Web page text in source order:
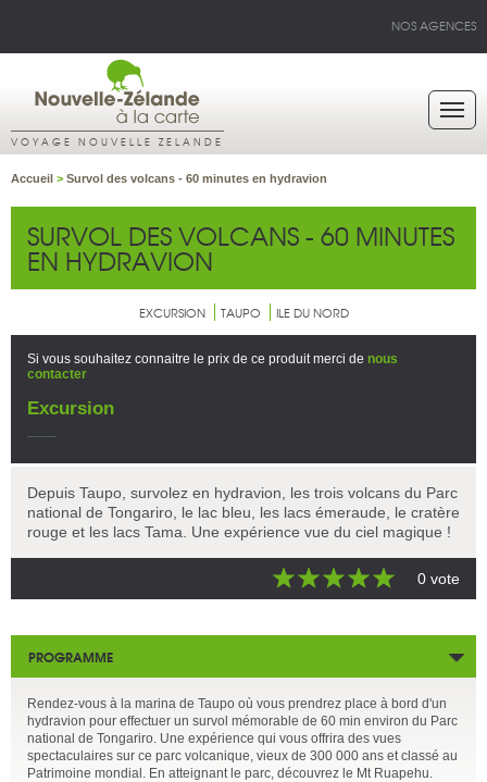
NOS AGENCES
VOYAGE NOUVELLE ZELANDE
Accueil > Survol des volcans - 60 minutes en hydravion
SURVOL DES VOLCANS - 60 MINUTES
EN HYDRAVION
EXCURSION TAUPO ILE DU NORD
Si vous souhaitez connaitre le prix de ce produit merci de nous
contacter
Excursion
Depuis Taupo, survolez en hydravion, les trois volcans du Parc
national de Tongariro, le lac bleu, les lacs émeraude, le cratère
rouge et les lacs Tama. Une expérience vue du ciel magique !
0 vote
PROGRAMME
Rendez-vous à la marina de Taupo où vous prendrez place à bord d'un
hydravion pour effectuer un survol mémorable de 60 min environ du Parc
national de Tongariro. Une expérience qui vous offrira des vues
spectaculaires sur ce parc volcanique, vieux de 300 000 ans et classé au
Patrimoine mondial. En atteignant le parc, découvrez le Mt Ruapehu.